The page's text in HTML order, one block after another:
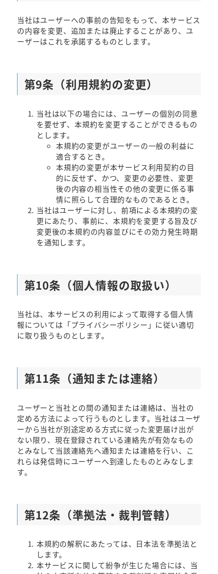
当社はユーザーへの事前の告知をもって、本サービス
の内容を変更、追加または廃止することがあり、ユ
ーザーはこれを承諾するものとします。
第9条（利用規約の変更）
当社は以下の場合には、ユーザーの個別の同意
を要せず、本規約を変更することができるもの
とします。
本規約の変更がユーザーの一般の利益に
適合するとき。
本規約の変更が本サービス利用契約の目
的に反せず、かつ、変更の必要性、変更
後の内容の相当性その他の変更に係る事
情に照らして合理的なものであるとき。
当社はユーザーに対し、前項による本規約の変
更にあたり、事前に、本規約を変更する旨及び
変更後の本規約の内容並びにその効力発生時期
を通知します。
第10条（個人情報の取扱い）
当社は、本サービスの利用によって取得する個人情
報については「プライバシーポリシー」に従い適切
に取り扱うものとします。
第11条（通知または連絡）
ユーザーと当社との間の通知または連絡は、当社の
定める方法によって行うものとします。当社はユーザ
ーから当社が別途定める方式に従った変更届け出が
ない限り、現在登録されている連絡先が有効なもの
とみなして当該連絡先へ通知または連絡を行い、こ
れらは発信時にユーザーへ到達したものとみなしま
す。
第12条（準拠法・裁判管轄）
本規約の解釈にあたっては、日本法を準拠法と
します。
本サービスに関して紛争が生じた場合には、当